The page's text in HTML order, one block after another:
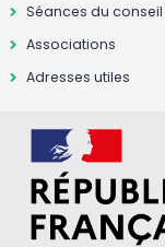
Séances du
Associations
Adresses utiles